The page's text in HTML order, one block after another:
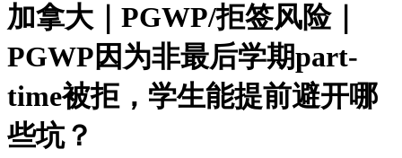
加拿大｜PGWP/拒签风险｜
PGWP因为非最后学期part-
time被拒，学生能提前避开哪
些坑？